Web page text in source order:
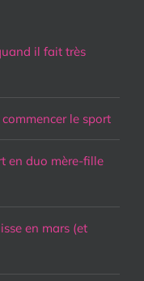
il fait très
le sport
en duo mère-fille
en mars (et